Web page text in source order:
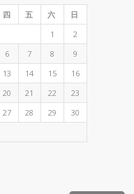
四 五 六
日
1
2
6 7 8
9
13 14 15
16
20 21 22
23
27 28 29
30